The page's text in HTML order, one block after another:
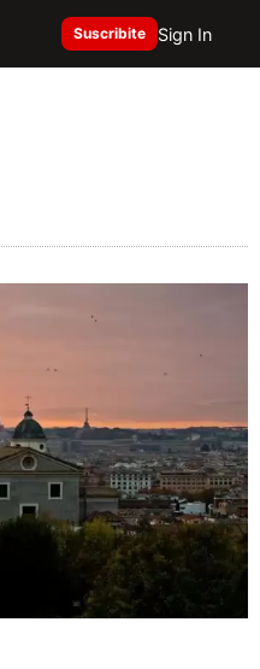
Suscribite Sign In